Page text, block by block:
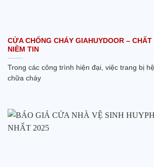
CỬA CHỐNG CHÁY GIAHUYDOOR –
NIỀM TIN
Trong các công trình hiện đại, việc trang bị
chữa cháy